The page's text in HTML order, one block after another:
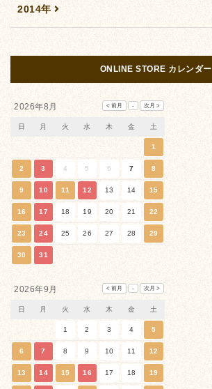
2014年
ONLINE STORE カレンダー
2026年8月
日 月 火 水 木 金 土
1
2 3 4 5 6 7 8
9 10 11 12 13 14 15
16 17 18 19 20 21 22
23 24 25 26 27 28 29
30 31
2026年9月
日 月 火 水 木 金 土
1 2 3 4 5
6 7 8 9 10 11 12
13 14 15 16 17 18 19